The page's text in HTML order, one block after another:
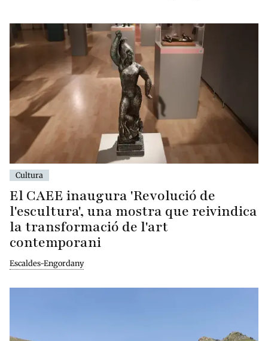
Cultura
El CAEE inaugura 'Revolució de
l'escultura', una mostra que reivindica
la transformació de l'art
contemporani
Escaldes-Engordany